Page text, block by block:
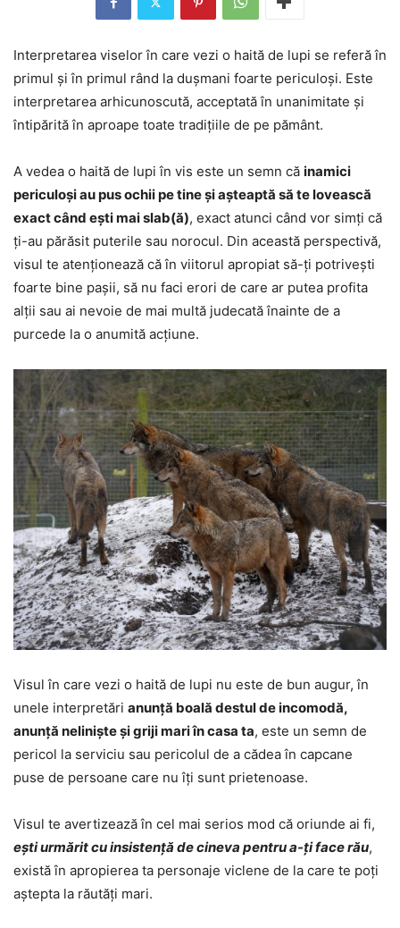
Interpretarea viselor în care vezi o haită de lupi se referă în
primul și în primul rând la dușmani foarte periculoși. Este
interpretarea arhicunoscută, acceptată în unanimitate și
întipărită în aproape toate tradițiile de pe pământ.
A vedea o haită de lupi în vis este un semn că inamici
periculoși au pus ochii pe tine și așteaptă să te lovească
exact când ești mai slab(ă), exact atunci când vor simți că
ți-au părăsit puterile sau norocul. Din această perspectivă,
visul te atenționează că în viitorul apropiat să-ți potrivești
foarte bine pașii, să nu faci erori de care ar putea profita
alții sau ai nevoie de mai multă judecată înainte de a
purcede la o anumită acțiune.
Visul în care vezi o haită de lupi nu este de bun augur, în
unele interpretări anunță boală destul de incomodă,
anunță neliniște și griji mari în casa ta, este un semn de
pericol la serviciu sau pericolul de a cădea în capcane
puse de persoane care nu îți sunt prietenoase.
Visul te avertizează în cel mai serios mod că oriunde ai fi,
ești urmărit cu insistență de cineva pentru a-ți face rău,
există în apropierea ta personaje viclene de la care te poți
aștepta la răutăți mari.